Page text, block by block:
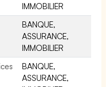
IMMOBILIER
BANQUE,
ASSURANCE,
IMMOBILIER
BANQUE,
ASSURANCE,